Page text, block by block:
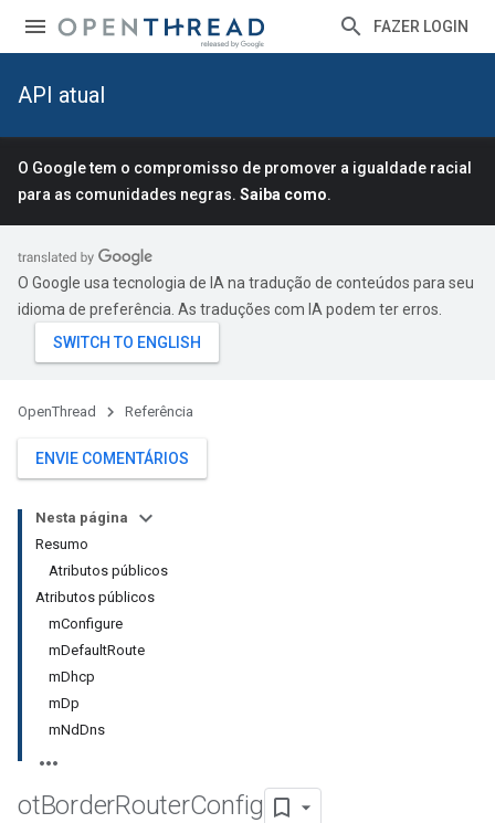
FAZER LOGIN
API atual
O Google tem o compromisso de promover a igualdade racial
para as comunidades negras. Saiba como.
O Google usa tecnologia de IA na tradução de conteúdos para seu
idioma de preferência. As traduções com IA podem ter erros.
OpenThread Referência
ENVIE COMENTÁRIOS
Nesta página
Resumo
Atributos públicos
Atributos públicos
mConfigure
mDefaultRoute
mDhcp
mDp
mNdDns
otBorderRouterConfig